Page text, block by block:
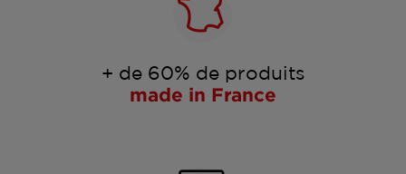
+ de 60% de produits
made in France